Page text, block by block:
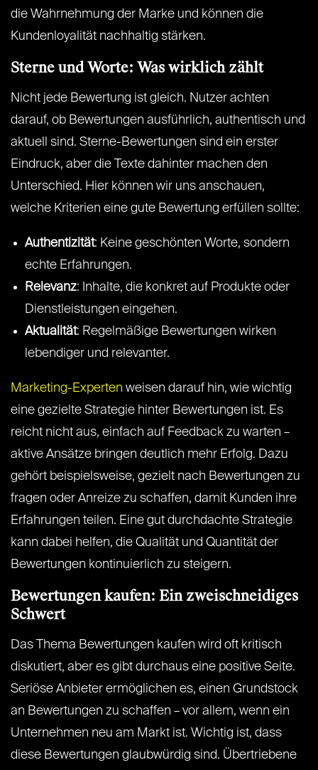
die Wahrnehmung der Marke und können die
Kundenloyalität nachhaltig stärken.
Sterne und Worte: Was wirklich zählt
Nicht jede Bewertung ist gleich. Nutzer achten
darauf, ob Bewertungen ausführlich, authentisch und
aktuell sind. Sterne-Bewertungen sind ein erster
Eindruck, aber die Texte dahinter machen den
Unterschied. Hier können wir uns anschauen,
welche Kriterien eine gute Bewertung erfüllen sollte:
Authentizität: Keine geschönten Worte, sondern
echte Erfahrungen.
Relevanz: Inhalte, die konkret auf Produkte oder
Dienstleistungen eingehen.
Aktualität: Regelmäßige Bewertungen wirken
lebendiger und relevanter.
Marketing-Experten weisen darauf hin, wie wichtig
eine gezielte Strategie hinter Bewertungen ist. Es
reicht nicht aus, einfach auf Feedback zu warten –
aktive Ansätze bringen deutlich mehr Erfolg. Dazu
gehört beispielsweise, gezielt nach Bewertungen zu
fragen oder Anreize zu schaffen, damit Kunden ihre
Erfahrungen teilen. Eine gut durchdachte Strategie
kann dabei helfen, die Qualität und Quantität der
Bewertungen kontinuierlich zu steigern.
Bewertungen kaufen: Ein zweischneidiges
Schwert
Das Thema Bewertungen kaufen wird oft kritisch
diskutiert, aber es gibt durchaus eine positive Seite.
Seriöse Anbieter ermöglichen es, einen Grundstock
an Bewertungen zu schaffen – vor allem, wenn ein
Unternehmen neu am Markt ist. Wichtig ist, dass
diese Bewertungen glaubwürdig sind. Übertriebene